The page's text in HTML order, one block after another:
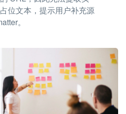
位文本，提示用户补充源
。